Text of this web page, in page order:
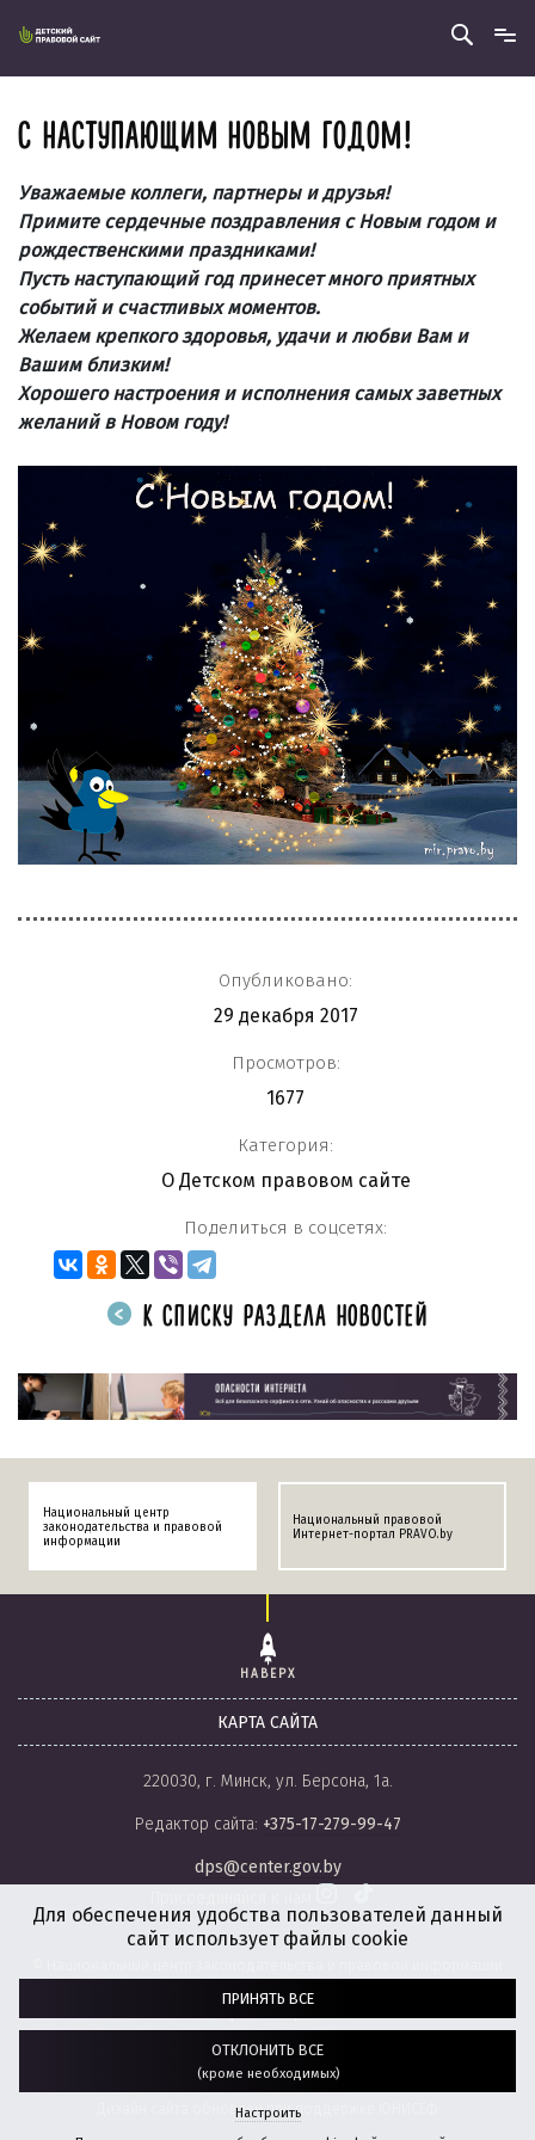
C НАСТУПАЮЩИМ НОВЫМ ГОДОМ!
Уважаемые коллеги, партнеры и друзья!
Примите сердечные поздравления с Новым годом и
рождественскими праздниками!
Пусть наступающий год принесет много приятных
событий и счастливых моментов.
Желаем крепкого здоровья, удачи и любви Вам и
Вашим близким!
Хорошего настроения и исполнения самых заветных
желаний в Новом году!
Опубликовано:
29 декабря 2017
Просмотров:
1677
Категория:
О Детском правовом сайте
Поделиться в соцсетях:
К СПИСКУ РАЗДЕЛА НОВОСТЕЙ
Национальный центр
законодательства и правовой
информации
Национальный правовой
Интернет-портал PRAVO.by
НАВЕРХ
КАРТА САЙТА
220030, г. Минск, ул. Берсона, 1а.
Редактор сайта: +375-17-279-99-47
dps@center.gov.by
Республики Беларусь, 2008-2026.
Разработка сайта: агентство
“ГЕНШТАБ”
Дизайн сайта обновлен при поддержке ЮНИСЕФ.
Для обеспечения удобства пользователей данный
сайт использует файлы cookie
ПРИНЯТЬ ВСЕ
ОТКЛОНИТЬ ВСЕ
(кроме необходимых)
Настроить